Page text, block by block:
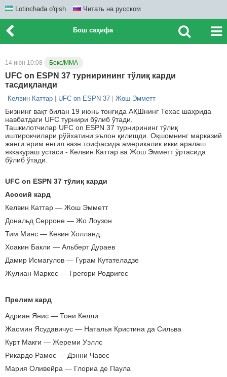
Lotinchada o'qish Читать на русском
Бош саҳифа
14 июн 10:08 Бокс/ММА
UFC on ESPN 37 турнирининг тўлиқ карди
тасдиқланди
Келвин Каттар UFC on ESPN 37 Жош Эмметт
Бизнинг вақт билан 19 июнь тонгида АҚШнинг Техас шаҳрида
навбатдаги UFC турнири бўлиб ўтади.
Ташкилотчилар UFC on ESPN 37 турнирининг тўлиқ
иштирокчилари рўйхатини эълон қилишди. Оқшомнинг марказий
жанги ярим енгил вазн тоифасида америкалик икки аралаш
яккакураш устаси - Келвин Каттар ва Жош Эмметт ўртасида
бўлиб ўтади.
UFC on ESPN 37 тўлиқ карди
Асосий кард
Келвин Каттар — Жош Эмметт
Дональд Серроне — Жо Лоузон
Тим Минс — Кевин Холланд
Хоакин Бакли — Альберт Дураев
Дамир Исмагулов — Гурам Кутателадзе
Жулиан Маркес — Грегори Родригес
Прелим кард
Адриан Янис — Тони Келли
Жасмин Ясудавичус — Наталья Кристина да Сильва
Курт Макги — Жереми Уэллс
Рикардо Рамос — Дэнни Чавес
Мария Оливейра — Глориа де Паула